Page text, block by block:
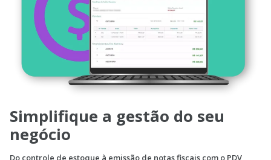
Simplifique a gestão do seu
negócio
Do controle de estoque à emissão de notas fiscais com o PDV